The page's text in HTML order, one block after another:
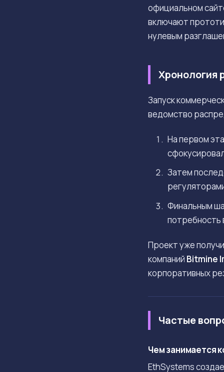
официальном
включают
нулевым
Хронология
Запуск
ведомство
На первом
Затем
Финальным
потребность
Проект уже
компаний Bitmine
корпоративных
Частые
Чем занимается
EthSystems